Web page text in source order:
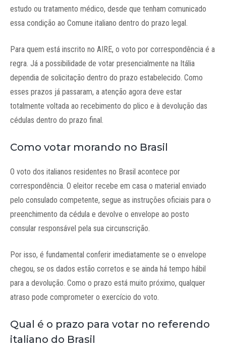
estudo ou tratamento médico, desde que tenham comunicado
essa condição ao Comune italiano dentro do prazo legal.
Para quem está inscrito no AIRE, o voto por correspondência é a
regra. Já a possibilidade de votar presencialmente na Itália
dependia de solicitação dentro do prazo estabelecido. Como
esses prazos já passaram, a atenção agora deve estar
totalmente voltada ao recebimento do plico e à devolução das
cédulas dentro do prazo final.
Como votar morando no Brasil
O voto dos italianos residentes no Brasil acontece por
correspondência. O eleitor recebe em casa o material enviado
pelo consulado competente, segue as instruções oficiais para o
preenchimento da cédula e devolve o envelope ao posto
consular responsável pela sua circunscrição.
Por isso, é fundamental conferir imediatamente se o envelope
chegou, se os dados estão corretos e se ainda há tempo hábil
para a devolução. Como o prazo está muito próximo, qualquer
atraso pode comprometer o exercício do voto.
Qual é o prazo para votar no referendo
italiano do Brasil